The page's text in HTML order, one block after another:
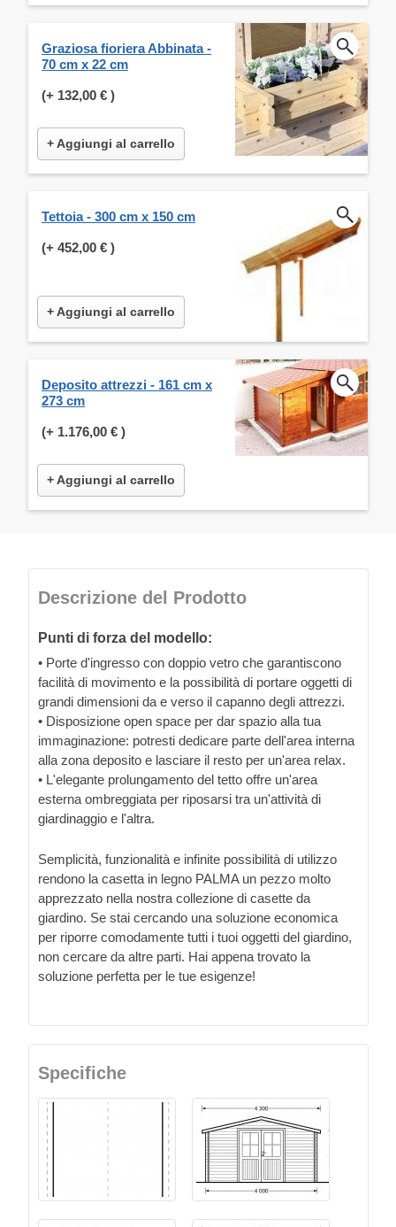
Graziosa fioriera Abbinata -
70 cm x 22 cm
(+ 132,00 € )
+ Aggiungi al carrello
Tettoia - 300 cm x 150 cm
(+ 452,00 € )
+ Aggiungi al carrello
Deposito attrezzi - 161 cm x
273 cm
(+ 1.176,00 € )
+ Aggiungi al carrello
Descrizione del Prodotto
Punti di forza del modello:
• Porte d'ingresso con doppio vetro che garantiscono
facilità di movimento e la possibilità di portare oggetti di
grandi dimensioni da e verso il capanno degli attrezzi.
• Disposizione open space per dar spazio alla tua
immaginazione: potresti dedicare parte dell'area interna
alla zona deposito e lasciare il resto per un'area relax.
• L'elegante prolungamento del tetto offre un'area
esterna ombreggiata per riposarsi tra un'attività di
giardinaggio e l'altra.
Semplicità, funzionalità e infinite possibilità di utilizzo
rendono la casetta in legno PALMA un pezzo molto
apprezzato nella nostra collezione di casette da
giardino. Se stai cercando una soluzione economica
per riporre comodamente tutti i tuoi oggetti del giardino,
non cercare da altre parti. Hai appena trovato la
soluzione perfetta per le tue esigenze!
Specifiche